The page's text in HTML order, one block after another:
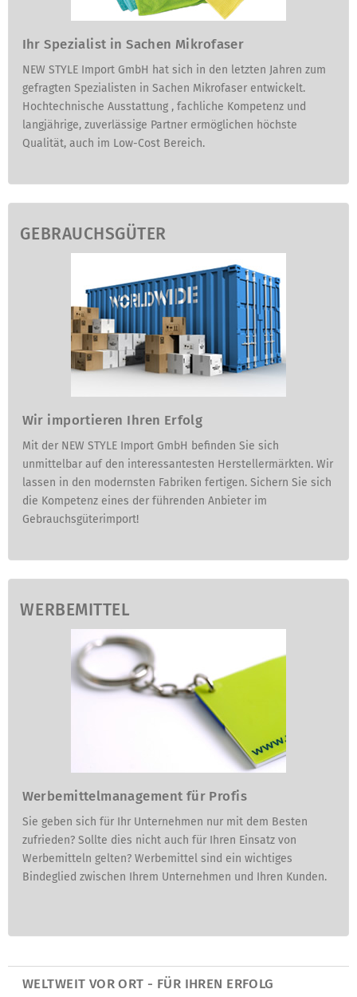
Ihr Spezialist in Sachen Mikrofaser
NEW STYLE Import GmbH hat sich in den letzten Jahren zum
gefragten Spezialisten in Sachen Mikrofaser entwickelt.
Hochtechnische Ausstattung , fachliche Kompetenz und
langjährige, zuverlässige Partner ermöglichen höchste
Qualität, auch im Low-Cost Bereich.
GEBRAUCHSGÜTER
Wir importieren Ihren Erfolg
Mit der NEW STYLE Import GmbH befinden Sie sich
unmittelbar auf den interessantesten Herstellermärkten. Wir
lassen in den modernsten Fabriken fertigen. Sichern Sie sich
die Kompetenz eines der führenden Anbieter im
Gebrauchsgüterimport!
WERBEMITTEL
Werbemittelmanagement für Profis
Sie geben sich für Ihr Unternehmen nur mit dem Besten
zufrieden? Sollte dies nicht auch für Ihren Einsatz von
Werbemitteln gelten? Werbemittel sind ein wichtiges
Bindeglied zwischen Ihrem Unternehmen und Ihren Kunden.
WELTWEIT VOR ORT - FÜR IHREN ERFOLG